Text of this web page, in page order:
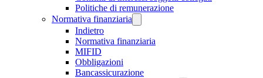
Politiche di remunerazione
Normativa finanziaria
Indietro
Normativa finanziaria
MIFID
Obbligazioni
Bancassicurazione